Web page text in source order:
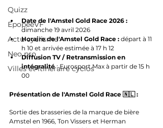
Quizz
EpopeeVF
Actu cyclisme
Neo pro
Villes et itinéraire cyclos
Date de l'Amstel Gold Race 2026 :
dimanche 19 avril 2026
Horaire de l'Amstel Gold Race : départ à 11
h 10 et arrivée estimée à 17 h 12
Diffusion TV / Retransmission en
intégralité : Eurosport Max à partir de 15 h
00
Présentation de l'Amstel Gold Race 🇳🇱 :
Sortie des brasseries de la marque de bière
Amstel en 1966, Ton Vissers et Herman